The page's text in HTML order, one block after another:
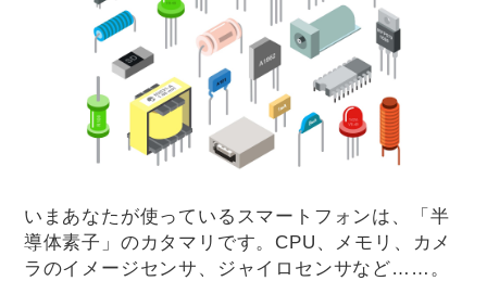
いまあなたが使っているスマートフォンは、「半
導体素子」のカタマリです。CPU、メモリ、カメ
ラのイメージセンサ、ジャイロセンサなど……。